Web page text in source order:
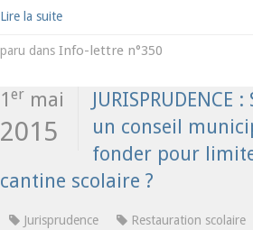
Lire la suite
paru dans Info-lettre n°350
1 er mai
2015
un conseil
fonder pour
cantine scolaire ?
Jurisprudence
Restauration scolaire